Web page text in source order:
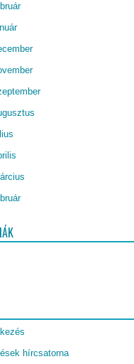
hírcsatorna